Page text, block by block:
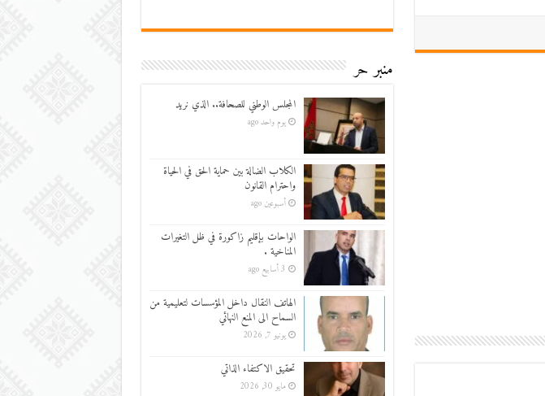
منبر حر
المجلس الوطني للصحافة.. الذي نريد
يوم واحد ago
الكلاب الضالة بين حماية الحق في الحياة
واحترام القانون
أسبوعين ago
الواحات بإقليم زاكورة في ظل التغيرات
المناخية .
3 أسابيع ago
الهاتف النقال داخل المؤسسات لتعليمية من
السماح الى المنع النهائي
يونيو 7, 2026
تحقيق الاكتفاء الذاتي
مايو 30, 2026